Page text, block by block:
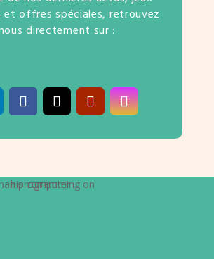
et offres spéciales, retrouvez
directement sur :